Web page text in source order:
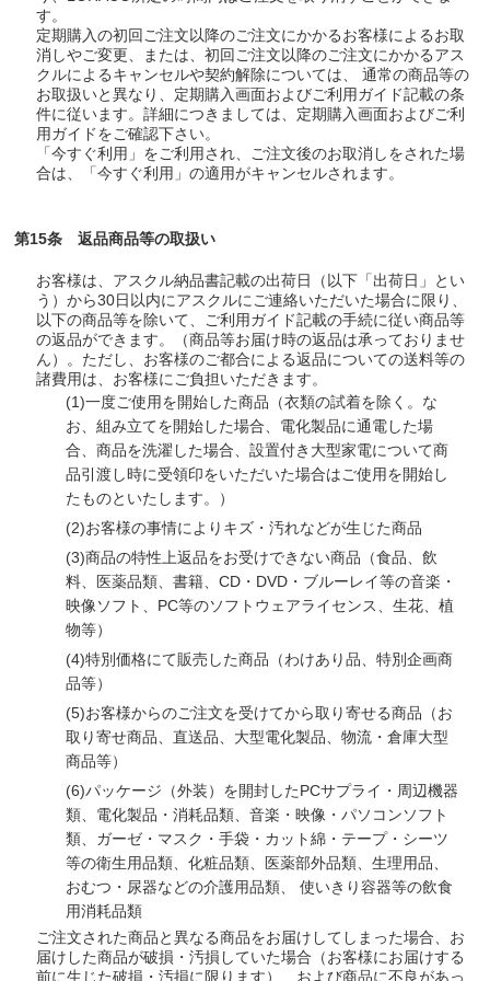
す。
定期購入の初回ご注文以降のご注文にかかるお客様によるお取
消しやご変更、または、初回ご注文以降のご注文にかかるアス
クルによるキャンセルや契約解除については、 通常の商品等の
お取扱いと異なり、定期購入画面およびご利用ガイド記載の条
件に従います。詳細につきましては、定期購入画面およびご利
用ガイドをご確認下さい。
「今すぐ利用」をご利用され、ご注文後のお取消しをされた場
合は、「今すぐ利用」の適用がキャンセルされます。
第15条 返品商品等の取扱い
お客様は、アスクル納品書記載の出荷日（以下「出荷日」とい
う）から30日以内にアスクルにご連絡いただいた場合に限り、
以下の商品等を除いて、ご利用ガイド記載の手続に従い商品等
の返品ができます。（商品等お届け時の返品は承っておりませ
ん）。ただし、お客様のご都合による返品についての送料等の
諸費用は、お客様にご負担いただきます。
(1)一度ご使用を開始した商品（衣類の試着を除く。な
お、組み立てを開始した場合、電化製品に通電した場
合、商品を洗濯した場合、設置付き大型家電について商
品引渡し時に受領印をいただいた場合はご使用を開始し
たものといたします。）
(2)お客様の事情によりキズ・汚れなどが生じた商品
(3)商品の特性上返品をお受けできない商品（食品、飲
料、医薬品類、書籍、CD・DVD・ブルーレイ等の音楽・
映像ソフト、PC等のソフトウェアライセンス、生花、植
物等）
(4)特別価格にて販売した商品（わけあり品、特別企画商
品等）
(5)お客様からのご注文を受けてから取り寄せる商品（お
取り寄せ商品、直送品、大型電化製品、物流・倉庫大型
商品等）
(6)パッケージ（外装）を開封したPCサプライ・周辺機器
類、電化製品・消耗品類、音楽・映像・パソコンソフト
類、ガーゼ・マスク・手袋・カット綿・テープ・シーツ
等の衛生用品類、化粧品類、医薬部外品類、生理用品、
おむつ・尿器などの介護用品類、 使いきり容器等の飲食
用消耗品類
ご注文された商品と異なる商品をお届けしてしまった場合、お
届けした商品が破損・汚損していた場合（お客様にお届けする
前に生じた破損・汚損に限ります）、および商品に不良があっ